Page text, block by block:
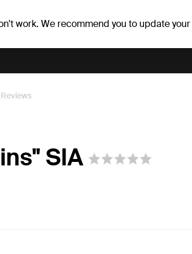
work. We recommend you to update
Reviews
SIA